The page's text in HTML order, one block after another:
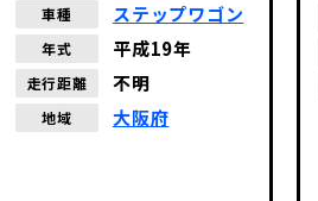
車種 ステップワゴン
年式 平成19年
走行距離 不明
地域 大阪府